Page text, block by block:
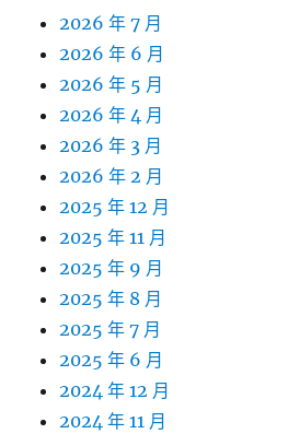
2026 年 7 月
2026 年 6 月
2026 年 5 月
2026 年 4 月
2026 年 3 月
2026 年 2 月
2025 年 12 月
2025 年 11 月
2025 年 9 月
2025 年 8 月
2025 年 7 月
2025 年 6 月
2024 年 12 月
2024 年 11 月